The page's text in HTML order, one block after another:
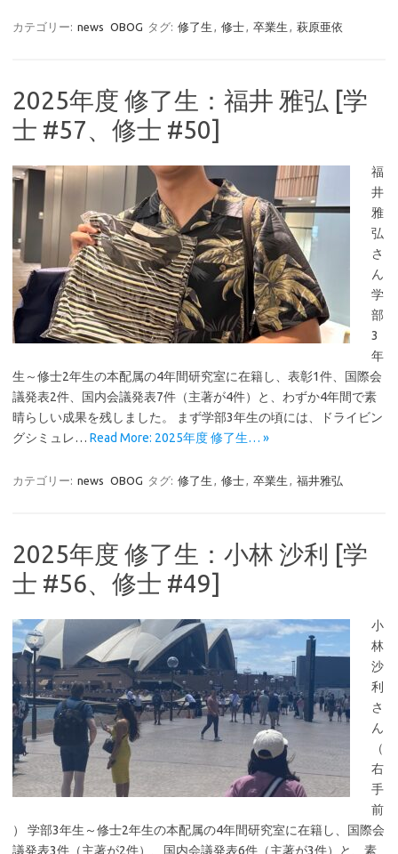
カテゴリー: news OBOG タグ: 修了生 , 修士, 卒業生 , 萩原亜依
2025年度 修了生：福井 雅弘 [学
士 #57、修士 #50]
福
井
雅
弘
さ
ん
学
部
3
年
生～修士2年生の本配属の4年間研究室に在籍し、表彰1件、国際会
議発表2件、国内会議発表7件（主著が4件）と、わずか4年間で素
晴らしい成果を残しました。 まず学部3年生の頃には、ドライビン
グシミュレ… Read More: 2025年度 修了生… »
カテゴリー: news OBOG タグ: 修了生 , 修士, 卒業生 , 福井雅弘
2025年度 修了生：小林 沙利 [学
士 #56、修士 #49]
小
林
沙
利
さ
ん
（
右
手
前
） 学部3年生～修士2年生の本配属の4年間研究室に在籍し、国際会
議発表3件（主著が2件）、国内会議発表6件（主著が3件）と、素